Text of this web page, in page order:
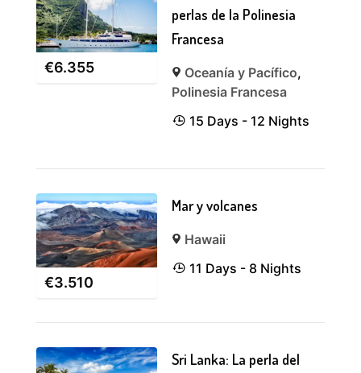
€6.355
perlas de la Polinesia
Francesa
Oceanía y Pacífico,
Polinesia Francesa
15 Days - 12 Nights
€3.510
Mar y volcanes
Hawaii
11 Days - 8 Nights
Sri Lanka: La perla del